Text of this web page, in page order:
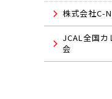
株式会社C-
JCAL全国
会